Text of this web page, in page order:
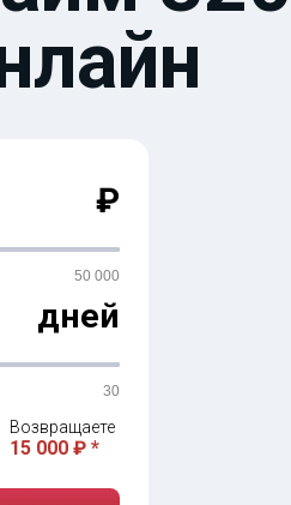
₽
50 000
дней
30
Возвращаете
15 000 ₽ *